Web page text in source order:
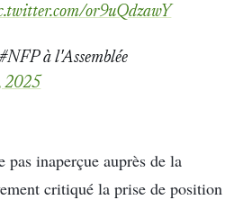
or9uQdzawY
à l'Assemblée
2025
pas inaperçue auprès de la
critiqué la prise de position